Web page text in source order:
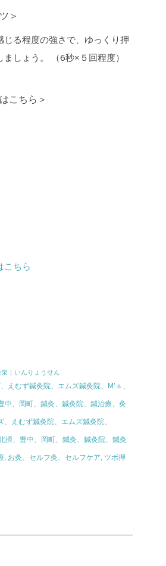
＞
じる程度の強さで、ゆっくり押
ましょう。 （6秒×５回程度）
こちら＞
こちら
｜いんりょうせん
えむず鍼灸院、エムズ鍼灸院、M’ｓ、
中、岡町、鍼灸、鍼灸院、鍼治療、灸
えむず鍼灸院、エムズ鍼灸院、
摂、豊中、岡町、鍼灸、鍼灸院、鍼灸
, お灸、セルフ灸、セルフケア, ツボ押